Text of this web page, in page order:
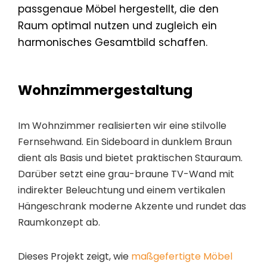
passgenaue Möbel hergestellt, die den
Raum optimal nutzen und zugleich ein
harmonisches Gesamtbild schaffen.
Wohnzimmergestaltung
Im Wohnzimmer realisierten wir eine stilvolle
Fernsehwand. Ein Sideboard in dunklem Braun
dient als Basis und bietet praktischen Stauraum.
Darüber setzt eine grau-braune TV-Wand mit
indirekter Beleuchtung und einem vertikalen
Hängeschrank moderne Akzente und rundet das
Raumkonzept ab.
Dieses Projekt zeigt, wie maßgefertigte Möbel